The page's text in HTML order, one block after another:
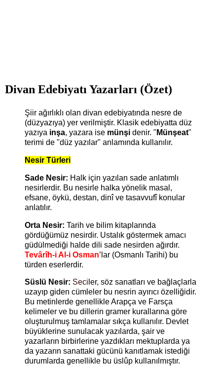
Divan Edebiyatı Yazarları (Özet)
Şiir ağırlıklı olan divan edebiyatında nesre de
(düzyazıya) yer verilmiştir. Klasik edebiyatta düz
yazıya inşa, yazara ise münşi denir. " Münşeat"
terimi de "düz yazılar" anlamında kullanılır.
Nesir Türleri
Sade Nesir: Halk için yazılan sade anlatımlı
nesirlerdir. Bu nesirle halka yönelik masal,
efsane, öykü, destan, dinî ve tasavvufî konular
anlatılır.
Orta Nesir: Tarih ve bilim kitaplarında
gördüğümüz nesirdir. Ustalık göstermek amacı
güdülmediği halde dili sade nesirden ağırdır.
Tevârîh-i Al-i Osman’lar (Osmanlı Tarihi) bu
türden eserlerdir.
Süslü Nesir: Seci ler, söz sanatları ve bağlaçlarla
uzayıp giden cümleler bu nesrin ayırıcı özelliğidir.
Bu metinlerde genellikle Arapça ve Farsça
kelimeler ve bu dillerin gramer kurallarına göre
oluşturulmuş tamlamalar sıkça kullanılır. Devlet
büyüklerine sunulacak yazılarda, şair ve
yazarların birbirlerine yazdıkları mektuplarda ya
da yazarın sanattaki gücünü kanıtlamak istediği
durumlarda genellikle bu üslûp kullanılmıştır.